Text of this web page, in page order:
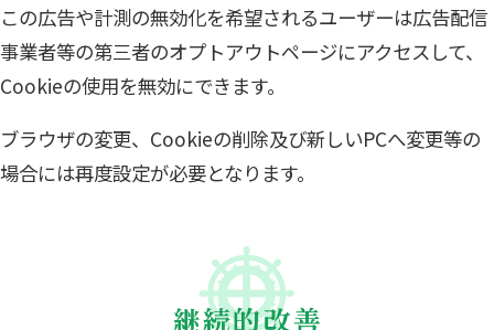
この広告や計測の無効化を希望されるユーザーは広告配信
事業者等の第三者のオプトアウトページにアクセスして、
Cookieの使用を無効にできます。
ブラウザの変更、Cookieの削除及び新しいPCへ変更等の
場合には再度設定が必要となります。
継続的改善